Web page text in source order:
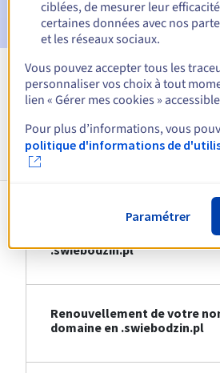
Voir toutes les
Informations sur le
Création de votre nom de
.swiebodzin.pl
Renouvellement de votre
domaine en .swiebodzin.pl
ciblées, de mesurer leur
certaines données avec nos
et les réseaux sociaux.
Vous pouvez accepter tous les
personnaliser vos choix à tout
lien « Gérer mes cookies »
Pour plus d’informations, vous
politique d'informations de
Paramétrer